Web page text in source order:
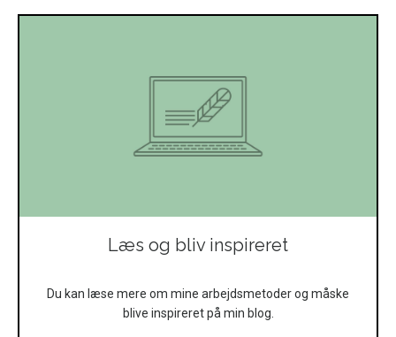
Læs og bliv inspireret
Du kan læse mere om mine arbejdsmetoder og måske
blive inspireret på min blog.